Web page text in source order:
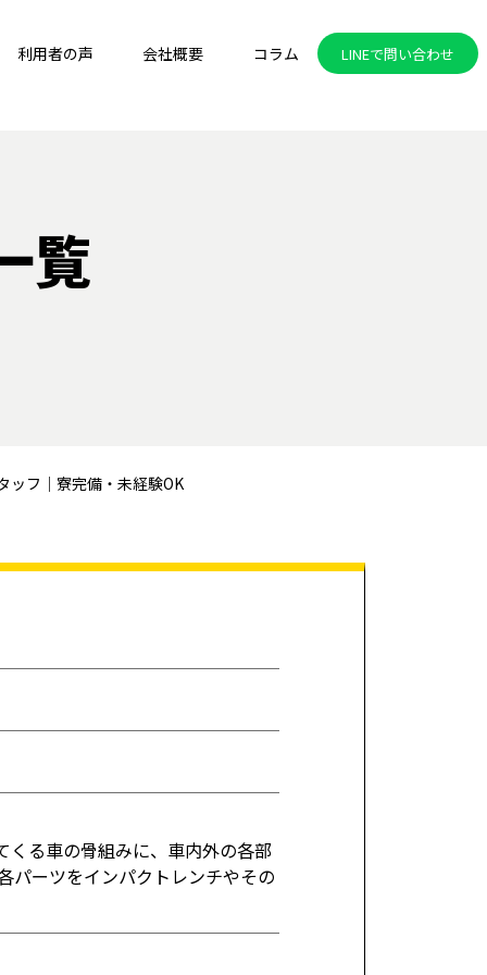
利用者の声 会社概要 コラム LINEで問い合わせ
覧
フ｜寮完備・未経験OK
くる車の骨組みに、車内外の各部
パーツをインパクトレンチやその